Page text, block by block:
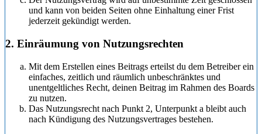
und kann von beiden Seiten ohne Einhaltung einer Frist
jederzeit gekündigt werden.
2. Einräumung von Nutzungsrechten
Mit dem Erstellen eines Beitrags erteilst du dem Betreiber ein
einfaches, zeitlich und räumlich unbeschränktes und
unentgeltliches Recht, deinen Beitrag im Rahmen des Boards
zu nutzen.
Das Nutzungsrecht nach Punkt 2, Unterpunkt a bleibt auch
nach Kündigung des Nutzungsvertrages bestehen.